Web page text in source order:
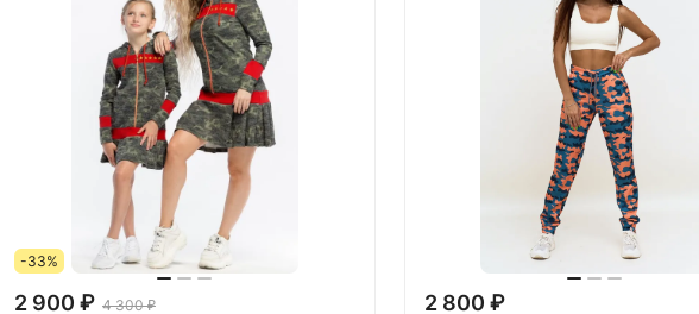
-33%
2 900 ₽ 4 300 ₽ 2 800 ₽